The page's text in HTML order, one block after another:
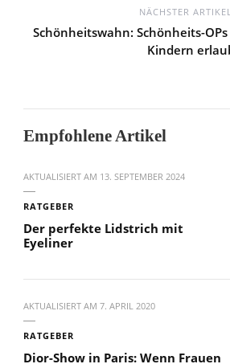
NÄCHSTER
Schönheitswahn: Schönheits-OPs
Kindern
Empfohlene Artikel
AKTUALISIERT AM 13. SEPTEMBER 2024
RATGEBER
Der perfekte Lidstrich mit
Eyeliner
AKTUALISIERT AM 7. APRIL 2020
RATGEBER
Dior-Show in Paris: Wenn Frauen